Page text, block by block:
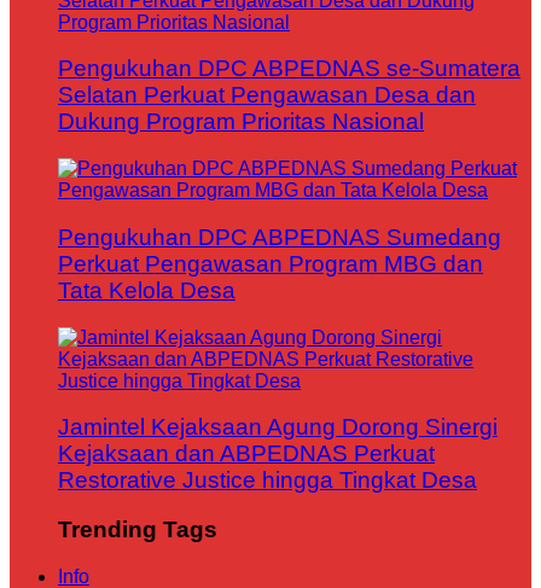
Pengukuhan DPC ABPEDNAS se-Sumatera
Selatan Perkuat Pengawasan Desa dan
Dukung Program Prioritas Nasional
Pengukuhan DPC ABPEDNAS Sumedang
Perkuat Pengawasan Program MBG dan
Tata Kelola Desa
Jamintel Kejaksaan Agung Dorong Sinergi
Kejaksaan dan ABPEDNAS Perkuat
Restorative Justice hingga Tingkat Desa
Trending Tags
Info